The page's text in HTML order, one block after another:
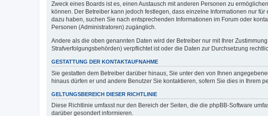
Zweck eines Boards ist es, einen Austausch mit anderen Personen zu
können. Der Betreiber kann jedoch festlegen, dass einzelne Informationen nur
dazu haben, suchen Sie nach entsprechenden Informationen im Forum oder
Personen (Administratoren) zugänglich.
Andere als die oben genannten Daten wird der Betreiber nur mit Ihrer
Strafverfolgungsbehörden) verpflichtet ist oder die Daten zur Durchsetzung
GESTATTUNG DER KONTAKTAUFNAHME
Sie gestatten dem Betreiber darüber hinaus, Sie unter den von Ihnen
hinaus dürfen er und andere Benutzer Sie kontaktieren, sofern Sie dies in Ihrem
GELTUNGSBEREICH DIESER RICHTLINIE
Diese Richtlinie umfasst nur den Bereich der Seiten, die die phpBB-Software
darüber gesondert informieren.